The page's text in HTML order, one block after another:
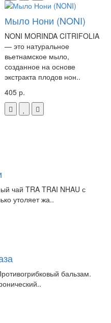
Мыло Нони (NONI)
NONI MORINDA CITRIFOLIA
— это натуральное
вьетнамское мыло,
созданное на основе
экстракта плодов нон..
405 р.
чай TRA TRAI NHAU с
утоляет жа..
бальзам.